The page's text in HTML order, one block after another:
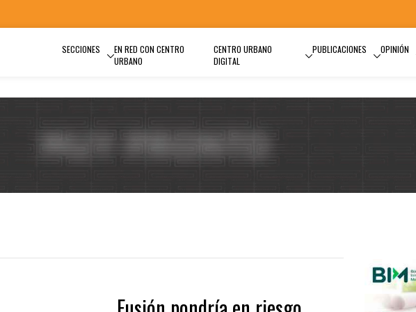
SECCIONES
EN RED CON CENTRO
URBANO
CENTRO URBANO
DIGITAL
PUBLICACIONES OPINIÓN